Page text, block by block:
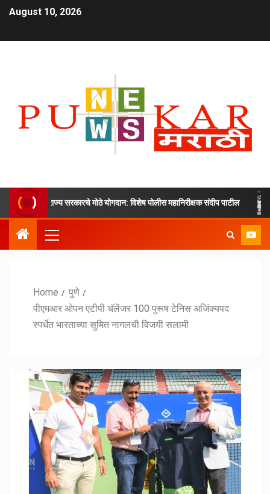
August 10, 2026
आणि राज्य सरकारचे मोठे योगदान: विशेष पोलीस महानिरीक्षक संदीप पाटील
Home
पुणे
पीएमआर ओपन एटीपी चॅलेंजर 100 पुरूष टेनिस अजिंक्यपद
स्पर्धेत भारताच्या सुमित नागलची विजयी सलामी